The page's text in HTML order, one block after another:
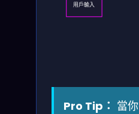
用戶輸入
Pro Tip： 當